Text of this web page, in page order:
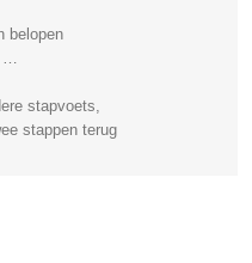
belopen
…
stapvoets,
stappen terug